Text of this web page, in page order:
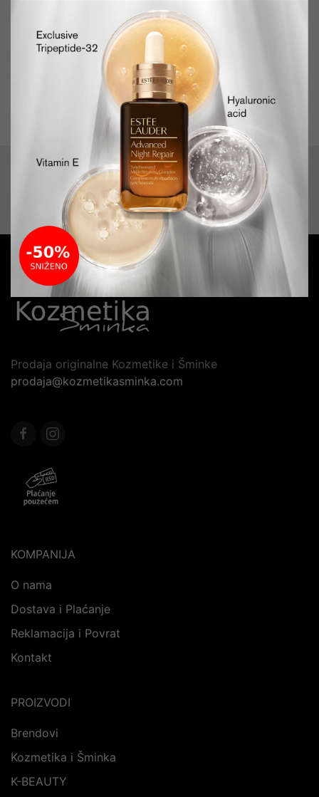
Tilbury Beauty kompanijeotvorena je u londonskom Covent
Garden-u. U junu 2020. godine Tilbury je ozvaničila svoje
partnerstvo sa španskom modnom i parfemskom kompanijom
Puig. Puig je stekao većinski udeo u kompaniji, a Charlotte
Tilbury je zadržala značajan manjinski udeo i nastavila da bude
njen predsednik i glavni kreativni direktor.
Charlotte Tilbury
su luksuzni, veoma kvalitetni i laki za upotrebu.
PROIZVODI
Prodaja originalne Kozmetike i Šminke
prodaja@kozmetikasminka.com
KOMPANIJA
O nama
Dostava i Plaćanje
Reklamacija i Povrat
Kontakt
PROIZVODI
Brendovi
Kozmetika i Šminka
K-BEAUTY